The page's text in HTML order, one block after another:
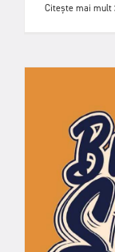
Citește mai mult